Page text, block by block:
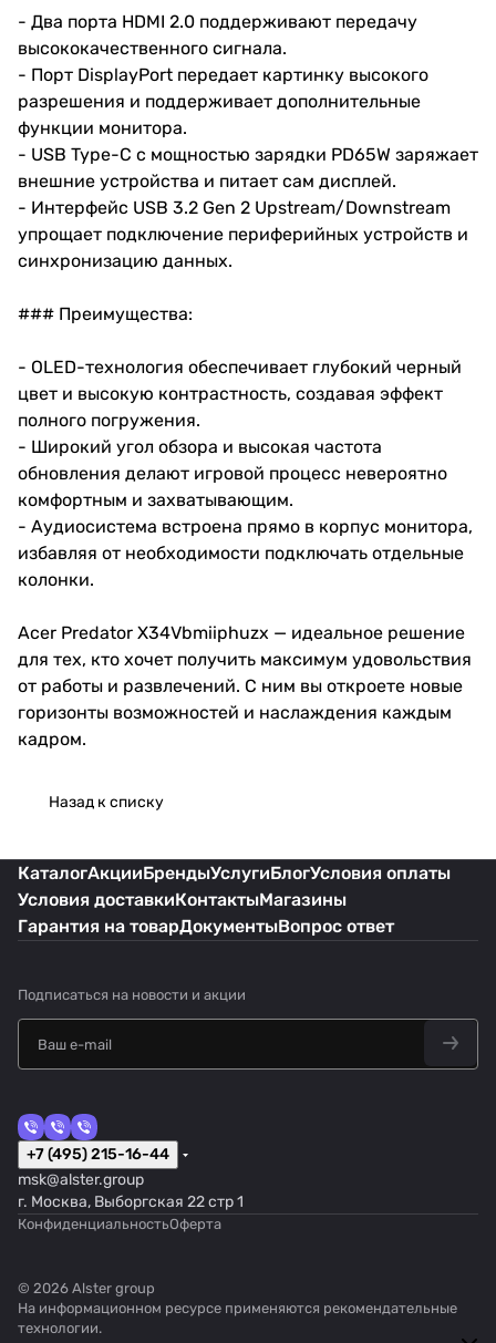
- Два порта HDMI 2.0 поддерживают передачу
высококачественного сигнала.
- Порт DisplayPort передает картинку высокого
разрешения и поддерживает дополнительные
функции монитора.
- USB Type-C с мощностью зарядки PD65W заряжает
внешние устройства и питает сам дисплей.
- Интерфейс USB 3.2 Gen 2 Upstream/Downstream
упрощает подключение периферийных устройств и
синхронизацию данных.
### Преимущества:
- OLED-технология обеспечивает глубокий черный
цвет и высокую контрастность, создавая эффект
полного погружения.
- Широкий угол обзора и высокая частота
обновления делают игровой процесс невероятно
комфортным и захватывающим.
- Аудиосистема встроена прямо в корпус монитора,
избавляя от необходимости подключать отдельные
колонки.
Acer Predator X34Vbmiiphuzx — идеальное решение
для тех, кто хочет получить максимум удовольствия
от работы и развлечений. С ним вы откроете новые
горизонты возможностей и наслаждения каждым
кадром.
Назад к списку
КаталогАкцииБрендыУслугиБлогУсловия оплаты
Условия доставкиКонтактыМагазины
Гарантия на товарДокументыВопрос ответ
Подписаться на новости и акции
+7 (495) 215-16-44
msk@alster.group
г. Москва, Выборгская 22 стр 1
КонфиденциальностьОферта
© 2026 Alster group
На информационном ресурсе применяются рекомендательные
технологии.